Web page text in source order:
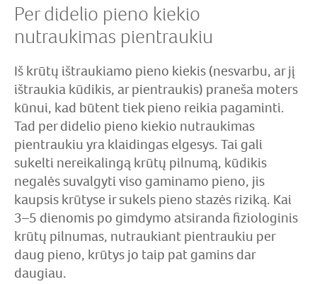
Per didelio pieno kiekio
nutraukimas pientraukiu
Iš krūtų ištraukiamo pieno kiekis (nesvarbu, ar jį
ištraukia kūdikis, ar pientraukis) praneša moters
kūnui, kad būtent tiek pieno reikia pagaminti.
Tad per didelio pieno kiekio nutraukimas
pientraukiu yra klaidingas elgesys. Tai gali
sukelti nereikalingą krūtų pilnumą, kūdikis
negalės suvalgyti viso gaminamo pieno, jis
kaupsis krūtyse ir sukels pieno stazės riziką. Kai
3–5 dienomis po gimdymo atsiranda fiziologinis
krūtų pilnumas, nutraukiant pientraukiu per
daug pieno, krūtys jo taip pat gamins dar
daugiau.